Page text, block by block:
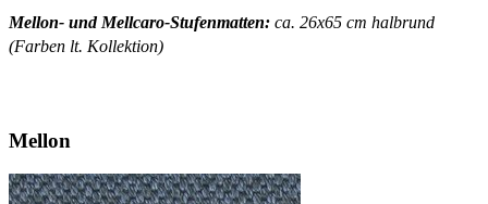
Mellon- und Mellcaro-Stufenmatten: ca. 26x65 cm halbrund
(Farben lt. Kollektion)
Mellon